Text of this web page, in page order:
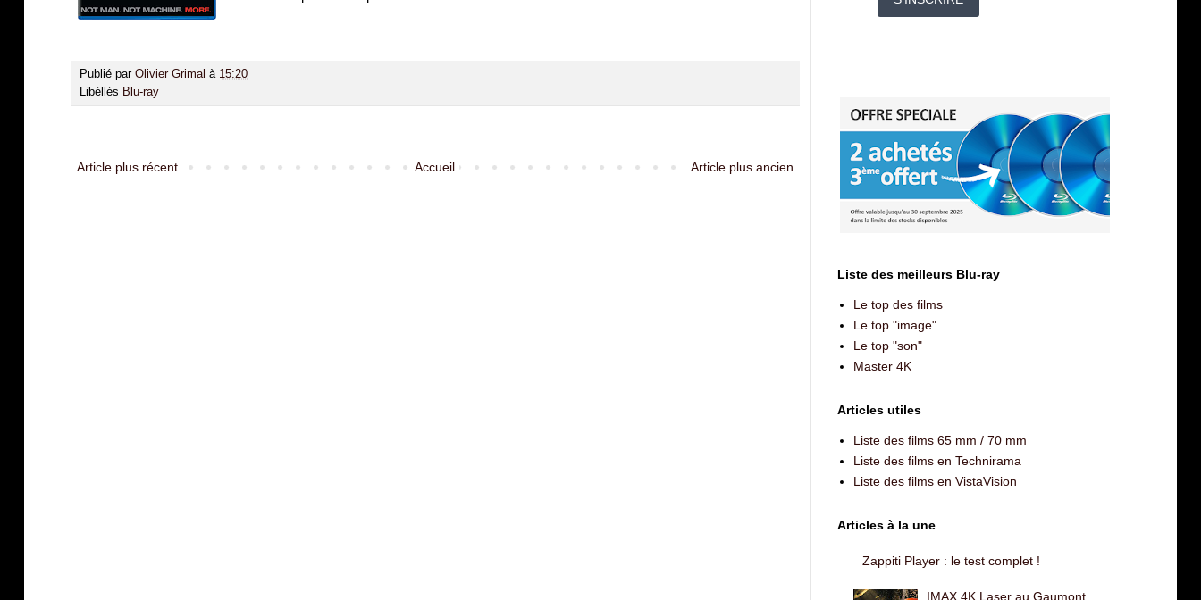
Publié par Olivier Grimal à 15:20
Libéllés Blu-ray
Article plus récent Article plus ancien
Accueil
Liste des meilleurs Blu-ray
Le top des films
Le top "image"
Le top "son"
Master 4K
Articles utiles
Liste des films 65 mm / 70 mm
Liste des films en Technirama
Liste des films en VistaVision
Articles à la une
Zappiti Player : le test complet !
IMAX 4K Laser au Gaumont